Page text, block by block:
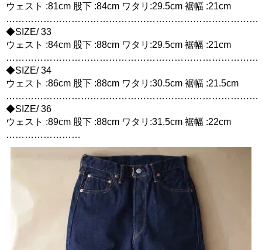
ウェスト :81cm 股下 :84cm ワタリ:29.5cm 裾幅 :21cm
………………………………………………………………………
◆SIZE/ 33
ウェスト :84cm 股下 :88cm ワタリ:29.5cm 裾幅 :21cm
………………………………………………………………………
◆SIZE/ 34
ウェスト :86cm 股下 :88cm ワタリ:30.5cm 裾幅 :21.5cm
………………………………………………………………………
◆SIZE/ 36
ウェスト :89cm 股下 :88cm ワタリ:31.5cm 裾幅 :22cm
……………………